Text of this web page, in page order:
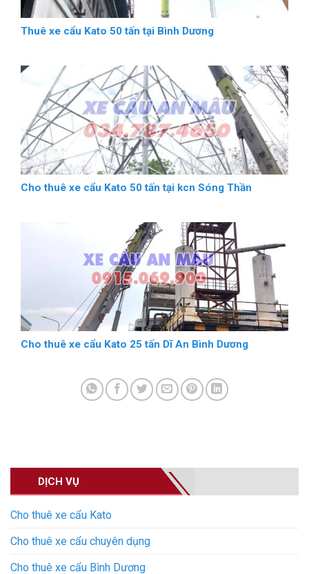
DỊCH VỤ
Cho thuê xe cẩu Kato
Cho thuê xe cẩu chuyên dụng
Cho thuê xe cẩu Bình Dương
Thuê xe cẩu Kato 50 tấn tại Bình Dương
Cho thuê xe cẩu Kato 50 tấn tại kcn Sóng Thần
Cho thuê xe cẩu Kato 25 tấn Dĩ An Bình Dương